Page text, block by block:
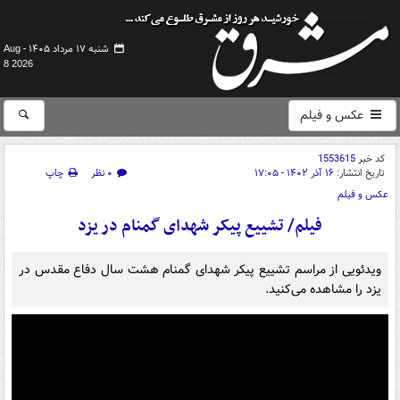
شنبه ۱۷ مرداد ۱۴۰۵ -
Aug
8 2026
عکس و فیلم
کد خبر1553615
تاریخ انتشار: ۱۶ آذر ۱۴۰۲ - ۱۷:۰۵ ۰ نظر
چاپ
عکس و فیلم
فیلم/ تشییع پیکر شهدای گمنام در یزد
ویدئویی از مراسم تشییع پیکر شهدای گمنام هشت سال دفاع مقدس در
یزد را مشاهده می‌کنید.